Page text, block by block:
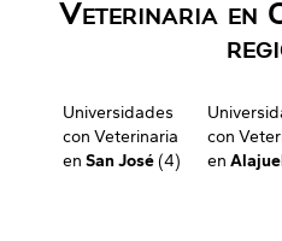
Veterinaria en
Universidades
con Veterinaria
en San José(4)
con
en